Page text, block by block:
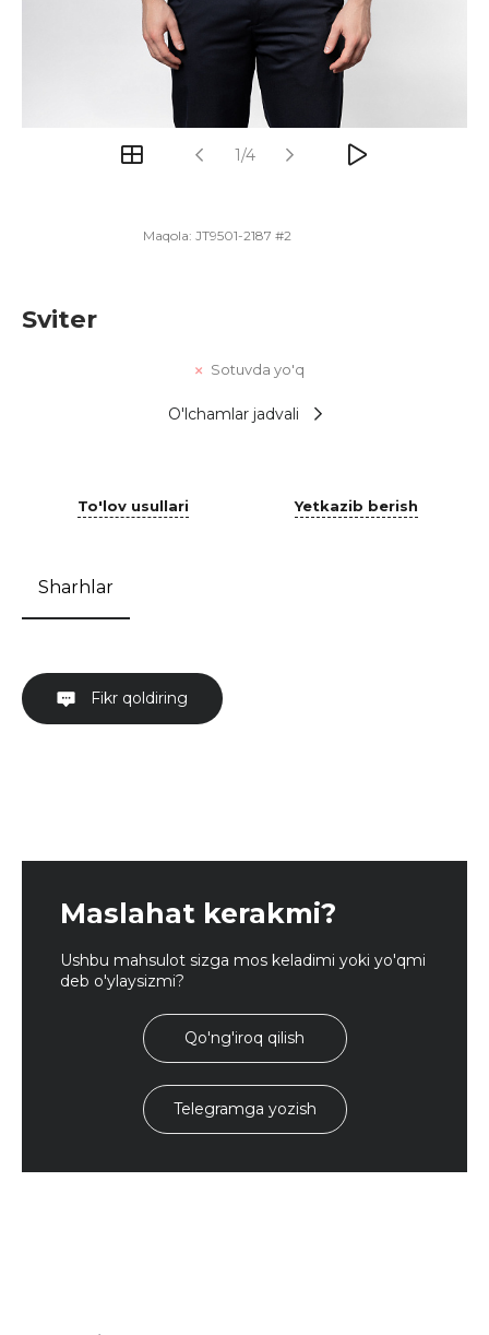
1/4
Maqola: JT9501-2187 #2
Sviter
Sotuvda yo'q
O'lchamlar jadvali
To'lov usullari Yetkazib berish
Sharhlar
Fikr qoldiring
Maslahat kerakmi?
Ushbu mahsulot sizga mos keladimi yoki yo'qmi
deb o'ylaysizmi?
Qo'ng'iroq qilish
Telegramga yozish